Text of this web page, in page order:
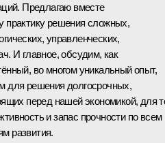
Предлагаю вместе
практику решения сложных,
управленческих,
И главное, обсудим, как
во многом уникальный опыт,
для решения долгосрочных,
перед нашей экономикой, для
и запас прочности по всем
развития.